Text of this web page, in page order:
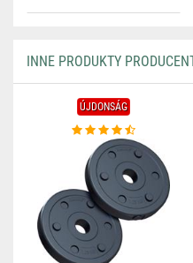
INNE PRODUKTY
ÚJDONSÁG